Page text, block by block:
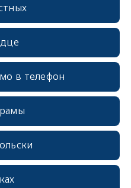
в телефон
erid: 2SDnjcrDNw6